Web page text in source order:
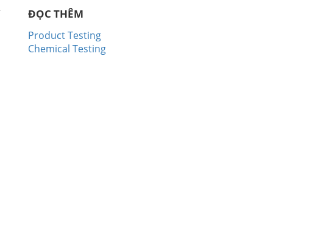
ĐỌC THÊM
Product Testing
Chemical Testing